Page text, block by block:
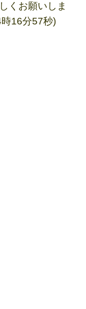
くお願いしま
16分57秒)